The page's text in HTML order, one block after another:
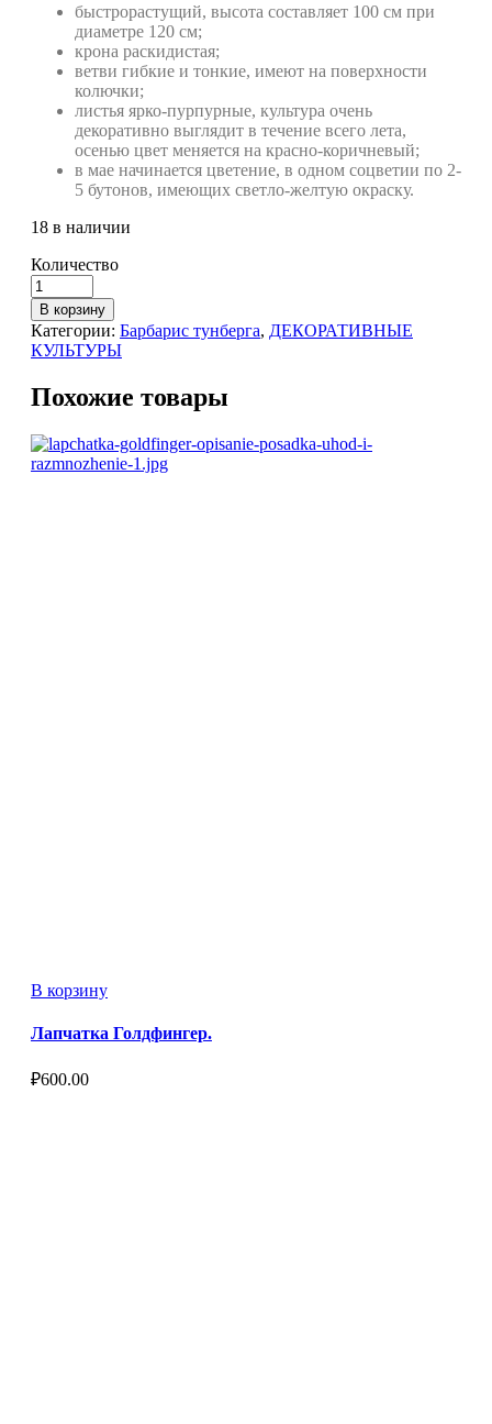
быстрорастущий, высота составляет 100 см при
диаметре 120 см;
крона раскидистая;
ветви гибкие и тонкие, имеют на поверхности
колючки;
листья ярко-пурпурные, культура очень
декоративно выглядит в течение всего лета,
осенью цвет меняется на красно-коричневый;
в мае начинается цветение, в одном соцветии по 2-
5 бутонов, имеющих светло-желтую окраску.
18 в наличии
Количество
В корзину
Категории: Барбарис тунберга, ДЕКОРАТИВНЫЕ
КУЛЬТУРЫ
Похожие товары
В корзину
Лапчатка Голдфингер.
₽600.00